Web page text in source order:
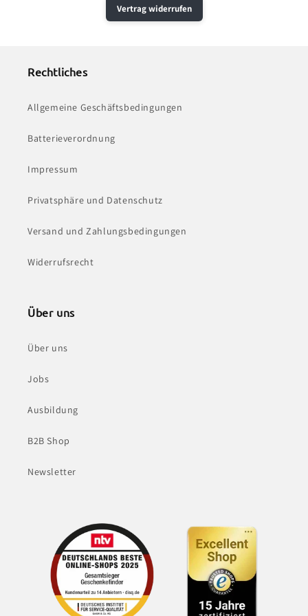
Vertrag widerrufen
Rechtliches
Allgemeine Geschäftsbedingungen
Batterieverordnung
Impressum
Privatsphäre und Datenschutz
Versand und Zahlungsbedingungen
Widerrufsrecht
Über uns
Über uns
Jobs
Ausbildung
B2B Shop
Newsletter